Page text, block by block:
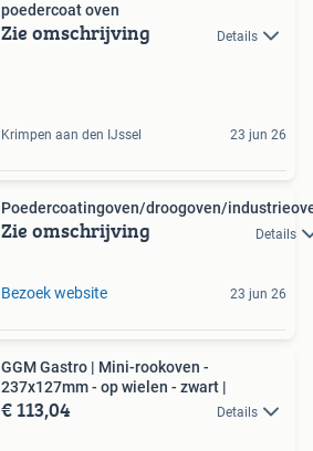
poedercoat oven
Zie omschrijving Details
Krimpen aan den IJssel 23 jun 26
Poedercoatingoven/droogoven/
Zie omschrijving Details
Bezoek website 23 jun 26
GGM Gastro | Mini-rookoven -
237x127mm - op wielen - zwart |
€ 113,04 Details